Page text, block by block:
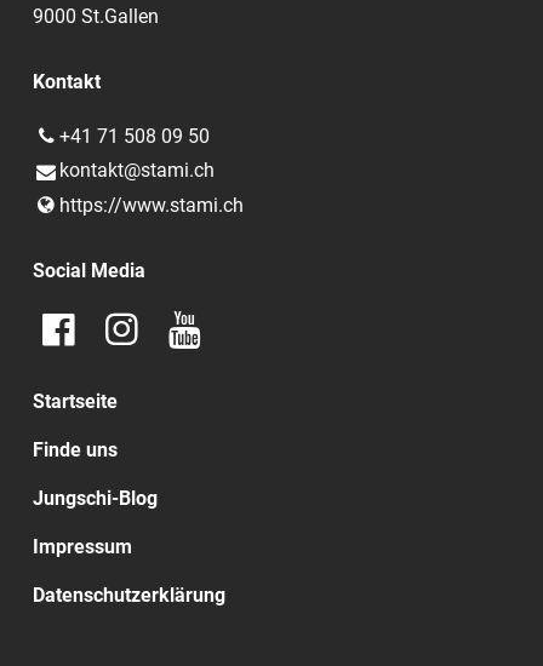
9000 St.Gallen
Kontakt
+41 71 508 09 50
kontakt@​stami.​ch
https://www.​stami.​ch
Social Media
Startseite
Finde uns
Jungschi-Blog
Impressum
Datenschutzerklärung